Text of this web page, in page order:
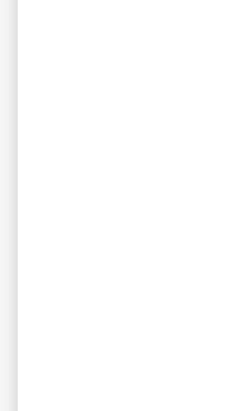
3. Comment
4. Quels sont les
5. Comment
6. Contenu de
1. QU’EST-CE
VITAMINE C,
Classe
Antiseptique local